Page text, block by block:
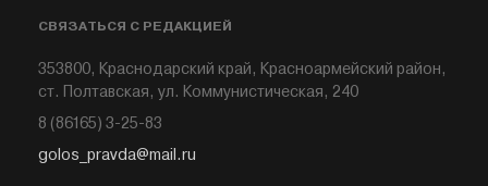
СВЯЗАТЬСЯ С РЕДАКЦИЕЙ
353800, Краснодарский край, Красноармейский район,
ст. Полтавская, ул. Коммунистическая, 240
8 (86165) 3-25-83
golos_pravda@mail.ru